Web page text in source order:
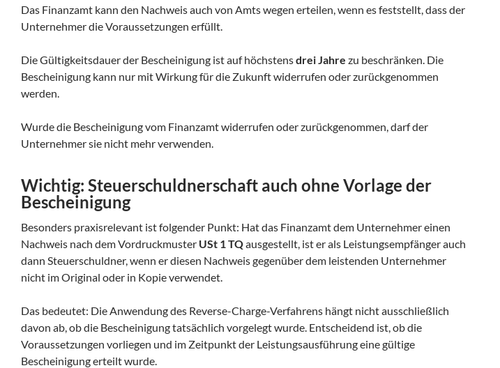
Das Finanzamt kann den Nachweis auch von Amts wegen erteilen, wenn es feststellt, dass der
Unternehmer die Voraussetzungen erfüllt.
Die Gültigkeitsdauer der Bescheinigung ist auf höchstensdrei Jahre zu beschränken. Die
Bescheinigung kann nur mit Wirkung für die Zukunft widerrufen oder zurückgenommen
werden.
Wurde die Bescheinigung vom Finanzamt widerrufen oder zurückgenommen, darf der
Unternehmer sie nicht mehr verwenden.
Wichtig: Steuerschuldnerschaft auch ohne Vorlage der
Bescheinigung
Besonders praxisrelevant ist folgender Punkt: Hat das Finanzamt dem Unternehmer einen
Nachweis nach dem Vordruckmuster USt 1 TQausgestellt, ist er als Leistungsempfänger auch
dann Steuerschuldner, wenn er diesen Nachweis gegenüber dem leistenden Unternehmer
nicht im Original oder in Kopie verwendet.
Das bedeutet: Die Anwendung des Reverse-Charge-Verfahrens hängt nicht ausschließlich
davon ab, ob die Bescheinigung tatsächlich vorgelegt wurde. Entscheidend ist, ob die
Voraussetzungen vorliegen und im Zeitpunkt der Leistungsausführung eine gültige
Bescheinigung erteilt wurde.